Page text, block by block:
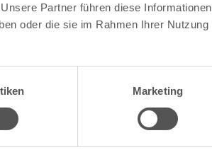
Partner führen diese Informationen
oder die sie im Rahmen Ihrer Nutzung
Marketing